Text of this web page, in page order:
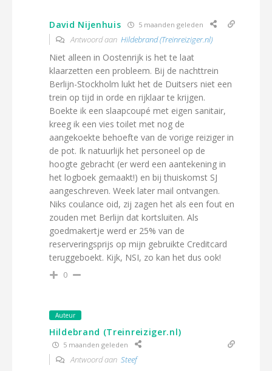
David Nijenhuis 5 maanden geleden
Antwoord aan Hildebrand (Treinreiziger.nl)
Niet alleen in Oostenrijk is het te laat
klaarzetten een probleem. Bij de nachttrein
Berlijn-Stockholm lukt het de Duitsers niet een
trein op tijd in orde en rijklaar te krijgen.
Boekte ik een slaapcoupé met eigen sanitair,
kreeg ik een vies toilet met nog de
aangekoekte behoefte van de vorige reiziger in
de pot. Ik natuurlijk het personeel op de
hoogte gebracht (er werd een aantekening in
het logboek gemaakt!) en bij thuiskomst SJ
aangeschreven. Week later mail ontvangen.
Niks coulance oid, zij zagen het als een fout en
zouden met Berlijn dat kortsluiten. Als
goedmakertje werd er 25% van de
reserveringsprijs op mijn gebruikte Creditcard
teruggeboekt. Kijk, NSI, zo kan het dus ook!
0
Auteur
Hildebrand (Treinreiziger.nl)
5 maanden geleden
Antwoord aan Steef